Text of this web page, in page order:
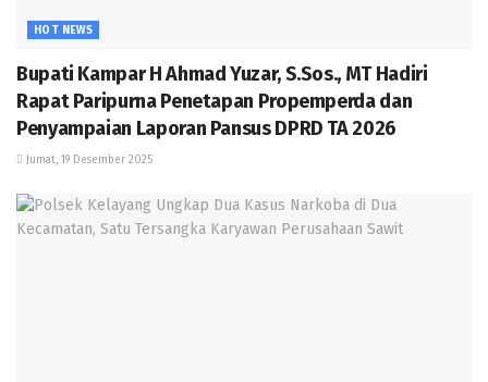
HOT NEWS
Bupati Kampar H Ahmad Yuzar, S.Sos., MT Hadiri
Rapat Paripurna Penetapan Propemperda dan
Penyampaian Laporan Pansus DPRD TA 2026
Jumat, 19 Desember 2025